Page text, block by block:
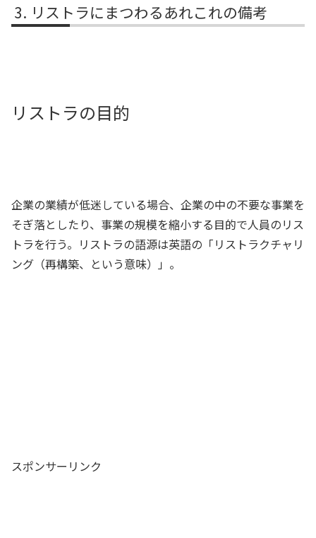
リストラにまつわるあれこれの備考
リストラの目的
企業の業績が低迷している場合、企業の中の不要な事業を
そぎ落としたり、事業の規模を縮小する目的で人員のリス
トラを行う。リストラの語源は英語の「リストラクチャリ
ング（再構築、という意味）」。
スポンサーリンク